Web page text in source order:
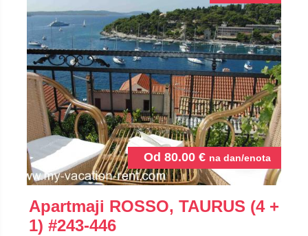
Od 80.00 € na dan/enota
Apartmaji ROSSO, TAURUS (4 +
1) #243-446